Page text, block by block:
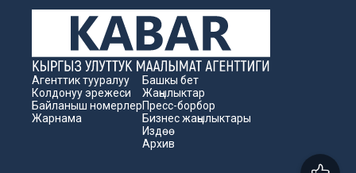
Агенттик тууралуу
Колдонуу эрежеси
Байланыш номерлер
Жарнама
Башкы бет
Жаңылыктар
Пресс-борбор
Бизнес жаңылыктары
Издөө
Архив